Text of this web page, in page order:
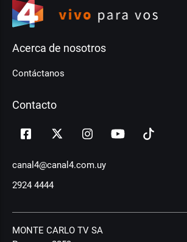
Acerca de nosotros
Contáctanos
Contacto
canal4@canal4.com.uy
2924 4444
MONTE CARLO TV SA